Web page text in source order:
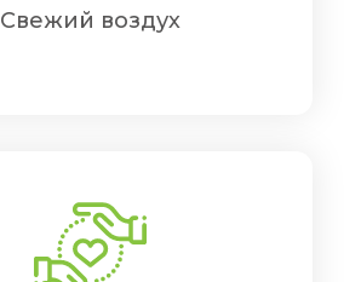
Свежий воздух